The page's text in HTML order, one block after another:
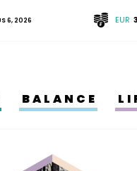
6, 2026 EUR
BALANCE